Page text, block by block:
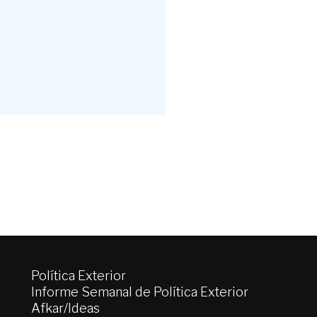
Política Exterior
Informe Semanal de Política Exterior
Afkar/Ideas